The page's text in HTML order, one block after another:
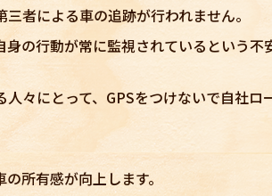
者による車の追跡が行われません。
身の行動が常に監視されているという
々にとって、GPSをつけないで自社ロ
所有感が向上します。